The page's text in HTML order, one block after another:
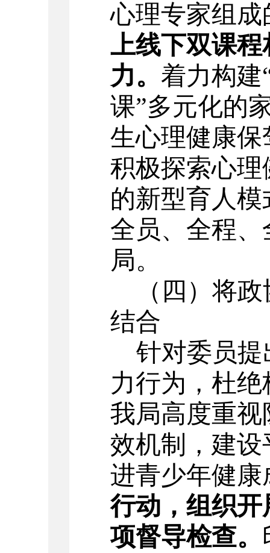
心理专家组成
上线下双课
力。 着力构建
课”多元化的
生心理健康保
积极探索心理
的新型育人
全员、全程、
局。
（四） 将政
结合
针对委员提
力行为，杜
我局高度重视
效机制，建
进青少年健康
行动，组织
项督导检查。